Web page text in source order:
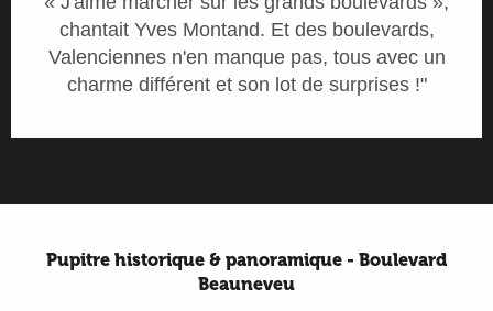
chantait Yves Montand. Et des boulevards,
Valenciennes n'en manque pas, tous avec un
charme différent et son lot de surprises !"
Pupitre historique & panoramique - Boulevard
Beauneveu